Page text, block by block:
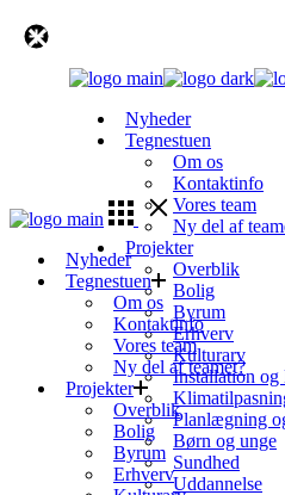
Nyheder
Tegnestuen
Om os
Kontaktinfo
Vores team
Ny del af
Projekter
Overblik
Bolig
Byrum
Erhverv
Kulturarv
Installation og
Planlægning
Børn og unge
Sundhed
Uddannelse
Nyheder
Tegnestuen
Om os
Kontaktinfo
Vores team
Ny del af teamet?
Projekter
Overblik
Bolig
Byrum
Erhverv